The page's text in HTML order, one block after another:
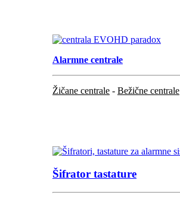
Alarmne centrale
Žičane centrale - Bežične centrale
Šifrator tastature